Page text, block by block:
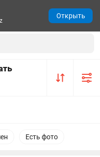
Есть фото
Открыть